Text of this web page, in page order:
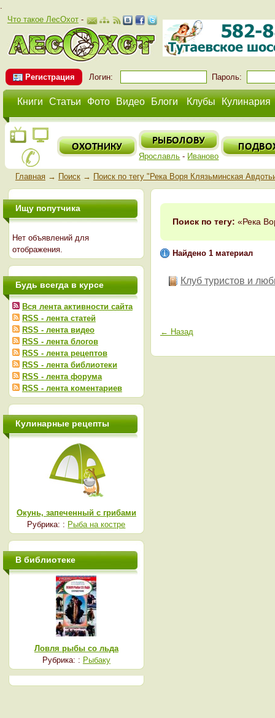
.
Что такое ЛесОхот-
Регистрация Логин: Пароль:
Книги Статьи Фото Видео Блоги Клубы Кулинария
Ярославль - Иваново
Главная→ Поиск→ Поиск по тегу "Река Воря Клязьминская
Поиск по тегу: «Река
Найдено 1 материал
Клуб туристов и
← Назад
Ищу попутчика
Нет объявлений для
отображения.
Будь всегда в курсе
Вся лента активности сайта
RSS - лента статей
RSS - лента видео
RSS - лента блогов
RSS - лента рецептов
RSS - лента библиотеки
RSS - лента форума
RSS - лента коментариев
Кулинарные рецепты
Окунь, запеченный с грибами
Рубрика: : Рыба на костре
В библиотеке
Ловля рыбы со льда
Рубрика: : Рыбаку